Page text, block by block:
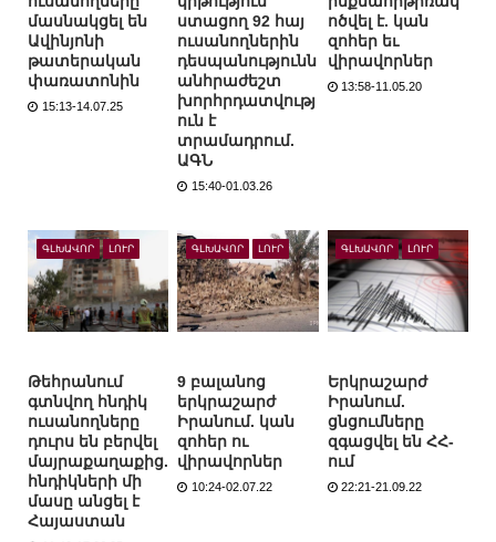
մասնակցել են
Ավինյոնի
թատերական
փառատոնին
15:13-14.07.25
ստացող 92 հայ
ուսանողներին
դեսպանությունն
անհրաժեշտ
խորհրդատվությ
ուն է
տրամադրում.
ԱԳՆ
15:40-01.03.26
ոծվել է. կան
զոհեր եւ
վիրավորներ
13:58-11.05.20
ԳԼԽԱՎՈՐ ԼՈՒՐ
Թեհրանում
գտնվող հնդիկ
ուսանողները
դուրս են բերվել
մայրաքաղաքից.
հնդիկների մի
մասը անցել է
Հայաստան
ԳԼԽԱՎՈՐ ԼՈՒՐ
9 բալանոց
երկրաշարժ
Իրանում. կան
զոհեր ու
վիրավորներ
10:24-02.07.22
ԳԼԽԱՎՈՐ ԼՈՒՐ
Երկրաշարժ
Իրանում.
ցնցումները
զգացվել են ՀՀ-
ում
22:21-21.09.22